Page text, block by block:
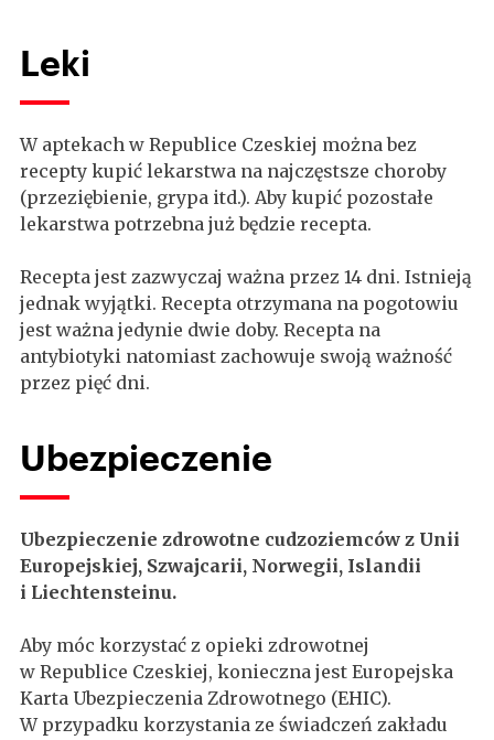
Leki
W aptekach w Republice Czeskiej można bez
recepty kupić lekarstwa na najczęstsze choroby
(przeziębienie, grypa itd.). Aby kupić pozostałe
lekarstwa potrzebna już będzie recepta.
Recepta jest zazwyczaj ważna przez 14 dni. Istnieją
jednak wyjątki. Recepta otrzymana na pogotowiu
jest ważna jedynie dwie doby. Recepta na
antybiotyki natomiast zachowuje swoją ważność
przez pięć dni.
Ubezpieczenie
Ubezpieczenie zdrowotne cudzoziemców z Unii
Europejskiej, Szwajcarii, Norwegii, Islandii
i Liechtensteinu.
Aby móc korzystać z opieki zdrowotnej
w Republice Czeskiej, konieczna jest Europejska
Karta Ubezpieczenia Zdrowotnego (EHIC).
W przypadku korzystania ze świadczeń zakładu